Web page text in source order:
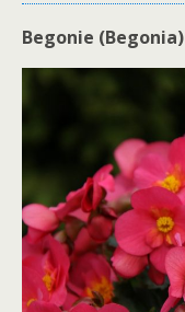
Begonie (Begonia)